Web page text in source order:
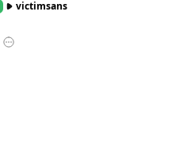
victimsans